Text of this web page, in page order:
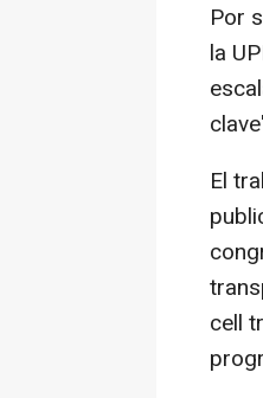
Por
la
El
cell